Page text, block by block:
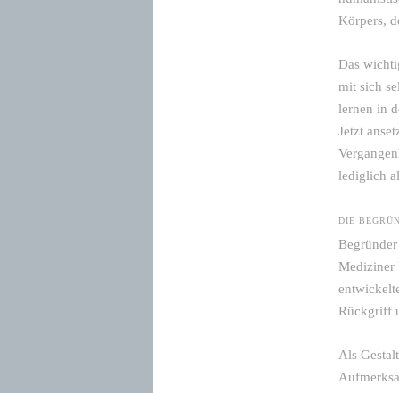
Körpers,
Das
mit sich
lernen in
Jetzt
lediglich
DIE
Mediziner
Rückgriff
Als